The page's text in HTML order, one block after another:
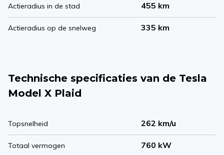
Actieradius in de stad 455 km
Actieradius op de snelweg 335 km
Technische specificaties van de Tesla
Model X Plaid
Topsnelheid 262 km/u
Totaal vermogen 760 kW